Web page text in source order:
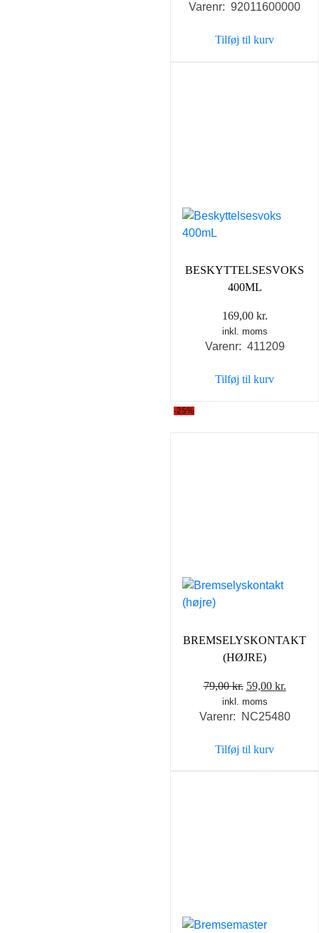
pris
49,00 kr..
pris
Varenr: 92011600000
Tilføj til kurv
BESKYTTELSESVOKS
400ML
169,00 kr.
inkl. moms
Varenr: 411209
Tilføj til kurv
-25%
BREMSELYSKONTAKT
(HØJRE)
79,00kr. Den
oprindelige
pris
79,00 kr..
59,00 kr.
pris
inkl. moms
Varenr: NC25480
Tilføj til kurv